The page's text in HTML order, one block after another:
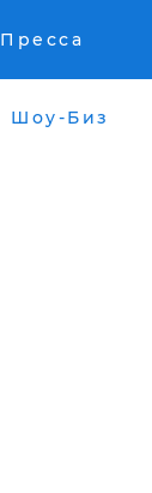
Пресса
Шоу-Биз